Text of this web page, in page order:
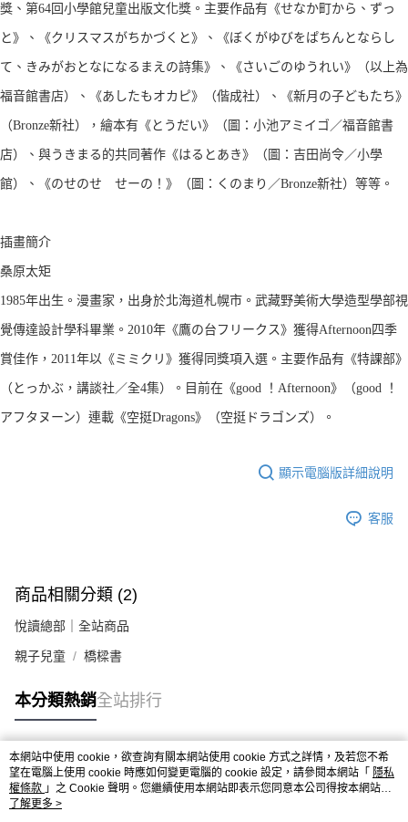
獎、第64回小學館兒童出版文化獎。主要作品有《せなか町から、ずっ
と》、《クリスマスがちかづくと》、《ぼくがゆびをぱちんとならし
て、きみがおとなになるまえの詩集》、《さいごのゆうれい》（以上為
福音館書店）、《あしたもオカピ》（偕成社）、《新月の子どもたち》
（Bronze新社），繪本有《とうだい》（圖：小池アミイゴ／福音館書
店）、與うきまる的共同著作《はるとあき》（圖：吉田尚令／小學
館）、《のせのせ せーの！》（圖：くのまり／Bronze新社）等等。
插畫簡介
桑原太矩
1985年出生。漫畫家，出身於北海道札幌市。武藏野美術大學造型學部視
覺傳達設計學科畢業。2010年《鷹の台フリークス》獲得Afternoon四季
賞佳作，2011年以《ミミクリ》獲得同獎項入選。主要作品有《特課部》
（とっかぶ，講談社／全4集）。目前在《good ！Afternoon》（good ！
アフタヌーン）連載《空挺Dragons》（空挺ドラゴンズ）。
顯示電腦版詳細說明
客服
商品相關分類 (2)
悅讀總部｜全站商品
親子兒童 橋樑書
本分類熱銷全站排行
熱門標籤
本網站中使用 cookie，欲查詢有關本網站使用 cookie 方式之詳情，及若您不希
望在電腦上使用 cookie 時應如何變更電腦的 cookie 設定，請參閱本網站「 隱私
權條款 」之 Cookie 聲明。您繼續使用本網站即表示您同意本公司得按本網站使
用條款之 Cookie 聲明使用 cookie。
了解更多 >